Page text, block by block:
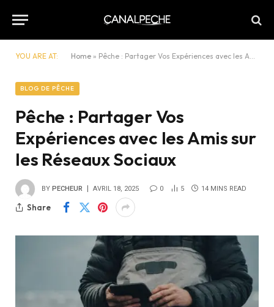
YOU ARE AT: Home » Pêche : Partager Vos Expériences avec les Amis sur les Réseaux Sociaux
BLOG DE PÊCHE
Pêche : Partager Vos
Expériences avec les Amis sur
les Réseaux Sociaux
BY PECHEUR AVRIL 18, 2025 0 5 14 MINS READ
Share